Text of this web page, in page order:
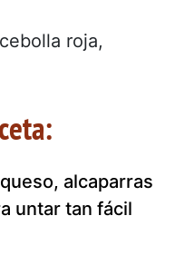
roja,
alcaparras
untar tan fácil